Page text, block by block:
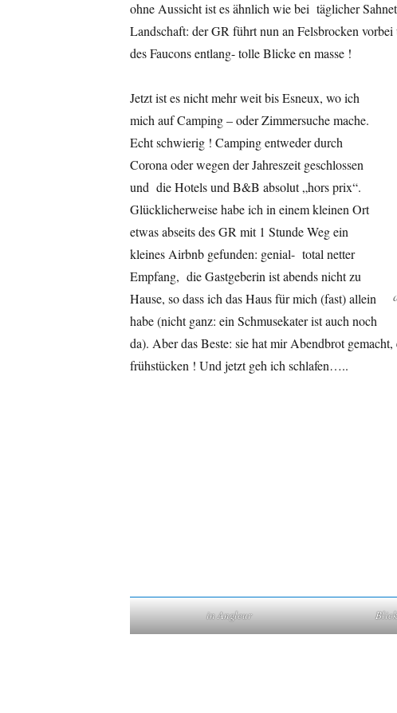
ohne Aussicht ist es ähnlich wie bei täglicher
Landschaft: der GR führt nun an Felsbrocken
des Faucons entlang- tolle Blicke en masse !
Jetzt ist es nicht mehr weit bis Esneux, wo ich
mich auf Camping – oder Zimmersuche mache.
Echt schwierig ! Camping entweder durch
Corona oder wegen der Jahreszeit geschlossen
und die Hotels und B&B absolut „hors prix“.
Glücklicherweise habe ich in einem kleinen Ort
etwas abseits des GR mit 1 Stunde Weg ein
kleines Airbnb gefunden: genial- total netter
Empfang, die Gastgeberin ist abends nicht zu
Hause, so dass ich das Haus für mich (fast) allein
habe (nicht ganz: ein Schmusekater ist auch noch
da). Aber das Beste: sie hat mir Abendbrot
frühstücken ! Und jetzt geh ich schlafen…..
in Angleur